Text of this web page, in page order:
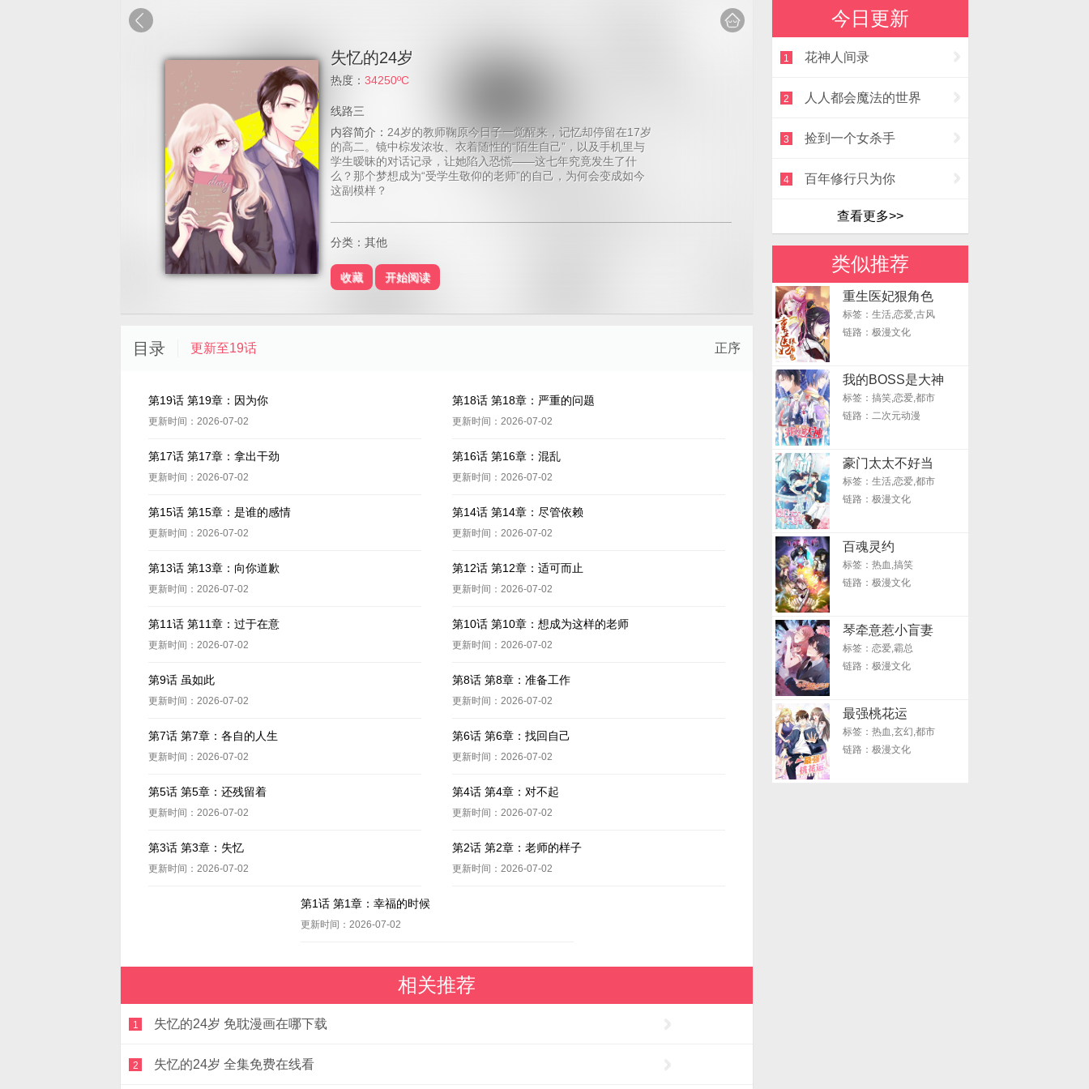
失忆的24岁
热度： 34250ºC
线路三
内容简介： 24岁的教师鞠原今日子一觉醒来，记忆却停留在17岁
的高二。镜中棕发浓妆、衣着随性的“陌生自己”，以及手机里与
学生暧昧的对话记录，让她陷入恐慌——这七年究竟发生了什
么？那个梦想成为“受学生敬仰的老师”的自己，为何会变成如今
这副模样？
分类：其他
收藏 开始阅读
目录 更新至19话 正序
第19话 第19章：因为你
更新时间：2026-07-02
第18话 第18章：严重的问题
更新时间：2026-07-02
第17话 第17章：拿出干劲
更新时间：2026-07-02
第16话 第16章：混乱
更新时间：2026-07-02
第15话 第15章：是谁的感情
更新时间：2026-07-02
第14话 第14章：尽管依赖
更新时间：2026-07-02
第13话 第13章：向你道歉
更新时间：2026-07-02
第12话 第12章：适可而止
更新时间：2026-07-02
第11话 第11章：过于在意
更新时间：2026-07-02
第10话 第10章：想成为这样的老师
更新时间：2026-07-02
第9话 虽如此
更新时间：2026-07-02
第8话 第8章：准备工作
更新时间：2026-07-02
第7话 第7章：各自的人生
更新时间：2026-07-02
第6话 第6章：找回自己
更新时间：2026-07-02
第5话 第5章：还残留着
更新时间：2026-07-02
第4话 第4章：对不起
更新时间：2026-07-02
第3话 第3章：失忆
更新时间：2026-07-02
第2话 第2章：老师的样子
更新时间：2026-07-02
第1话 第1章：幸福的时候
更新时间：2026-07-02
相关推荐
1 失忆的24岁 免耽漫画在哪下载
2 失忆的24岁 全集免费在线看
今日更新
1 花神人间录
2 人人都会魔法的世界
3 捡到一个女杀手
4 百年修行只为你
查看更多>>
类似推荐
重生医妃狠角色
标签：生活,恋爱,古风
链路：极漫文化
我的BOSS是大神
标签：搞笑,恋爱,都市
链路：二次元动漫
豪门太太不好当
标签：生活,恋爱,都市
链路：极漫文化
百魂灵约
标签：热血,搞笑
链路：极漫文化
琴牵意惹小盲妻
标签：恋爱,霸总
链路：极漫文化
最强桃花运
标签：热血,玄幻,都市
链路：极漫文化